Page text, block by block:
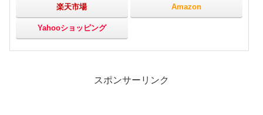
楽天市場 Amazon
Yahooショッピング
スポンサーリンク